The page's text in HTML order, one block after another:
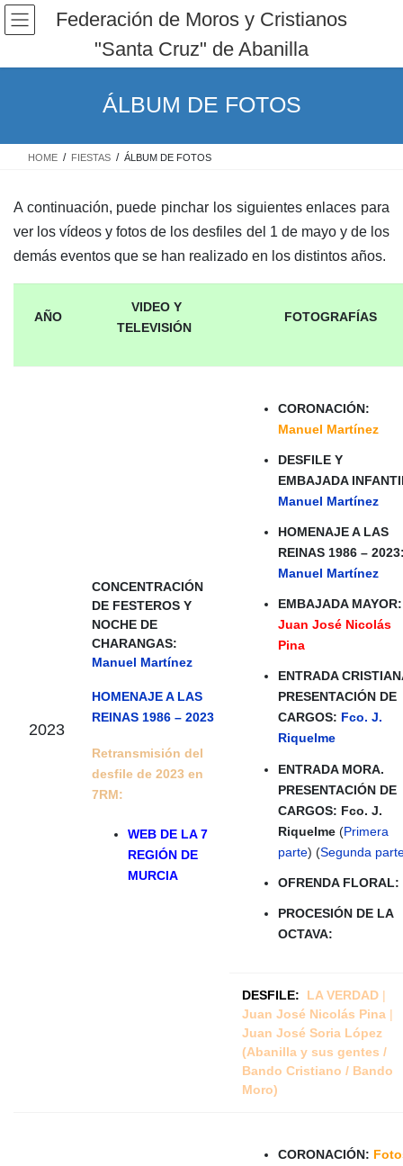
Saltar
Saltar
navegación
Federación de Moros y Cristianos
"Santa Cruz" de Abanilla
ÁLBUM DE FOTOS
HOME FIESTAS ÁLBUM DE FOTOS
A continuación, puede pinchar los siguientes enlaces para
ver los vídeos y fotos de los desfiles del 1 de mayo y de los
demás eventos que se han realizado en los distintos años.
AÑO
VIDEO Y
TELEVISIÓN
FOTOGRAFÍAS
2023
CONCENTRACIÓN
DE FESTEROS Y
NOCHE DE
CHARANGAS:
Manuel Martínez
HOMENAJE A LAS
REINAS 1986 – 2023
Retransmisión del
desfile de 2023 en
7RM:
WEB DE LA 7
REGIÓN DE
MURCIA
CORONACIÓN:
Manuel Martínez
DESFILE Y
EMBAJADA
Manuel Martínez
HOMENAJE A LAS
REINAS 1986 –
Manuel Martínez
EMBAJADA MAYOR:
Juan José Nicolás
Pina
ENTRADA
PRESENTACIÓN DE
CARGOS: Fco. J.
Riquelme
ENTRADA MORA.
PRESENTACIÓN DE
CARGOS: Fco. J.
Riquelme (Primera
parte) (Segunda
OFRENDA FLORAL:
PROCESIÓN DE LA
OCTAVA:
DESFILE: LA VERDAD |
Juan José Nicolás Pina |
Juan José Soria López
(Abanilla y sus gentes /
Bando Cristiano / Bando
Moro)
CORONACIÓN: